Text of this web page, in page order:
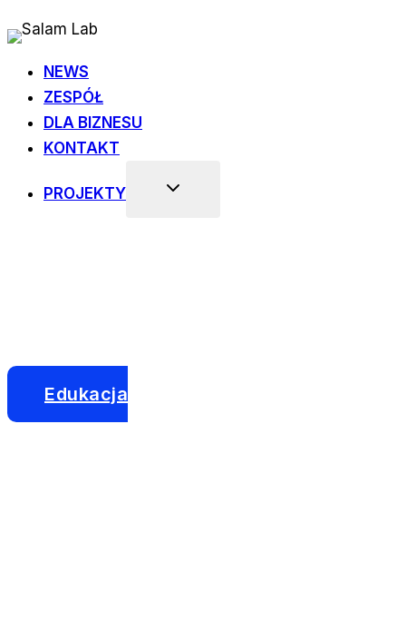
Przejdź
do
treściNEWS
ZESPÓŁ
DLA BIZNESU
KONTAKT
PROJEKTY
Edukacja